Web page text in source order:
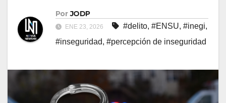
Por JODP
ENE 23, 2026 #delito, #ENSU, #inegi,
#inseguridad, #percepción de inseguridad